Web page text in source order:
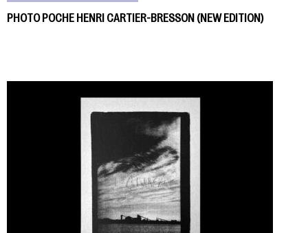
PHOTO POCHE HENRI CARTIER-BRESSON (NEW EDITION)